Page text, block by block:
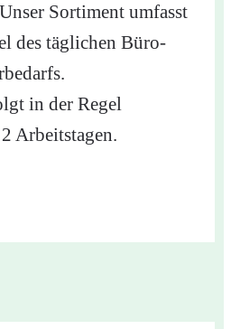
Sortiment umfasst
des täglichen Büro-
in der Regel
Arbeitstagen.